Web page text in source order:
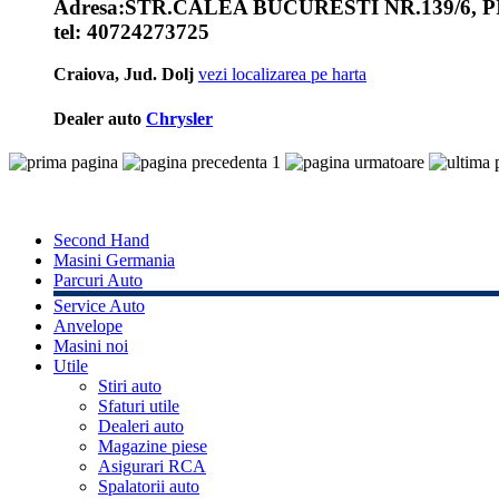
Adresa:STR.CALEA BUCURESTI NR.139/6,
tel: 40724273725
Craiova, Jud. Dolj vezi localizarea pe harta
Dealer auto Chrysler
1
Second Hand
Masini Germania
Parcuri Auto
Service Auto
Anvelope
Masini noi
Utile
Stiri auto
Sfaturi utile
Dealeri auto
Magazine piese
Asigurari RCA
Spalatorii auto